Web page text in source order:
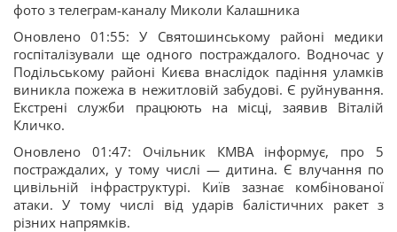
фото з телеграм-каналу Миколи Калашника
Оновлено 01:55: У Святошинському районі медики
госпіталізували ще одного постраждалого. Водночас у
Подільському районі Києва внаслідок падіння уламків
виникла пожежа в нежитловій забудові. Є руйнування.
Екстрені служби працюють на місці, заявив Віталій
Кличко.
Оновлено 01:47: Очільник КМВА інформує, про 5
постраждалих, у тому числі — дитина. Є влучання по
цивільній інфраструктурі. Київ зазнає комбінованої
атаки. У тому числі від ударів балістичних ракет з
різних напрямків.